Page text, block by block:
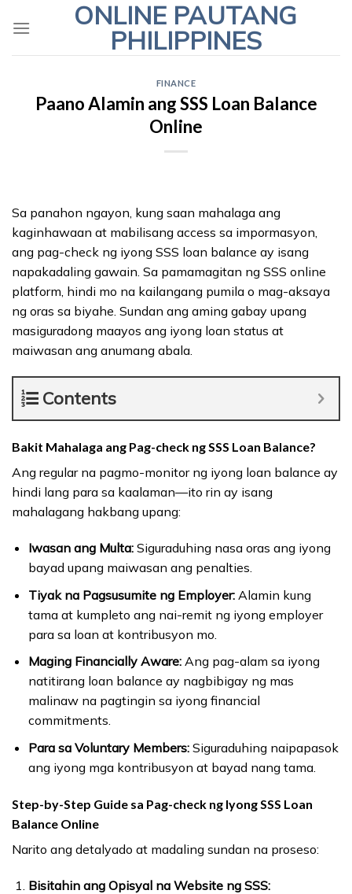
ONLINE PAUTANG
PHILIPPINES
FINANCE
Paano Alamin ang SSS Loan Balance
Online
Sa panahon ngayon, kung saan mahalaga ang
kaginhawaan at mabilisang access sa impormasyon,
ang pag-check ng iyong SSS loan balance ay isang
napakadaling gawain. Sa pamamagitan ng SSS online
platform, hindi mo na kailangang pumila o mag-aksaya
ng oras sa biyahe. Sundan ang aming gabay upang
masiguradong maayos ang iyong loan status at
maiwasan ang anumang abala.
Contents
Bakit Mahalaga ang Pag-check ng SSS Loan Balance?
Ang regular na pagmo-monitor ng iyong loan balance ay
hindi lang para sa kaalaman—ito rin ay isang
mahalagang hakbang upang:
Iwasan ang Multa:Siguraduhing nasa oras ang iyong
bayad upang maiwasan ang penalties.
Tiyak na Pagsusumite ng Employer:Alamin kung
tama at kumpleto ang nai-remit ng iyong employer
para sa loan at kontribusyon mo.
Maging Financially Aware:Ang pag-alam sa iyong
natitirang loan balance ay nagbibigay ng mas
malinaw na pagtingin sa iyong financial
commitments.
Para sa Voluntary Members:Siguraduhing naipapasok
ang iyong mga kontribusyon at bayad nang tama.
Step-by-Step Guide sa Pag-check ng Iyong SSS Loan
Balance Online
Narito ang detalyado at madaling sundan na proseso:
Bisitahin ang Opisyal na Website ng SSS: